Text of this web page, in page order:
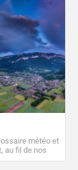
météo et
au fil de nos
vers nos